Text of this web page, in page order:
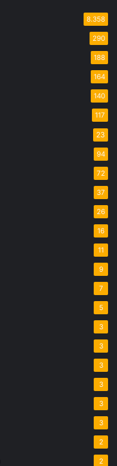
8.358
290
188
164
140
117
23
94
72
37
26
16
11
9
7
5
3
3
3
3
3
3
2
2